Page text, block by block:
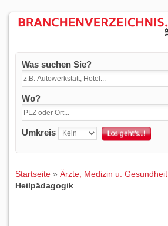
Was suchen Sie?
Wo?
Umkreis
Startseite » Ärzte, Medizin u. Gesundheit
Heilpädagogik